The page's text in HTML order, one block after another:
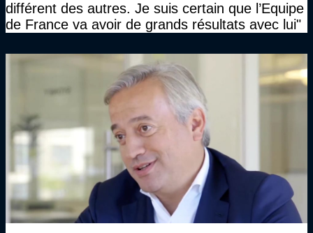
différent des autres. Je suis certain que l’Equipe
de France va avoir de grands résultats avec lui"